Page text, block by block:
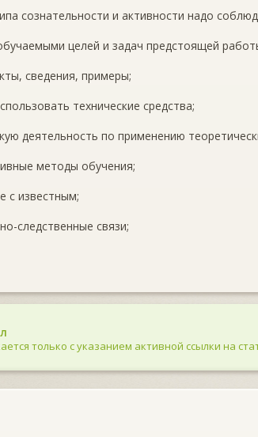
сознательности и активности надо
целей и задач предстоящей
сведения, примеры;
технические средства;
деятельность по применению
методы обучения;
с известным;
следственные связи;
только с указанием активной ссылки на